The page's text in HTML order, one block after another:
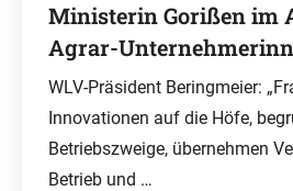
Ministerin Gorißen im
Agrar-
WLV-Präsident Beringmeier:
Innovationen auf die Höfe,
Betriebszweige, übernehmen
Betrieb und …